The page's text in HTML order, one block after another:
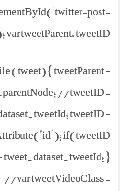
post-
var tweetParent, tweetID;
(tweet) { tweetParent =
//tweetID =
tweetID =
if(tweetID
tweet.dataset.tweetId; }
//var tweetVideoClass =